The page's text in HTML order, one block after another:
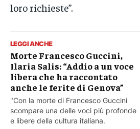
loro richieste”.
LEGGI ANCHE
Morte Francesco Guccini,
Ilaria Salis: “Addio a un voce
libera che ha raccontato
anche le ferite di Genova”
"Con la morte di Francesco Guccini
scompare una delle voci più profonde
e libere della cultura italiana.